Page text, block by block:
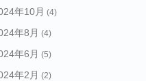
年10月 (4)
年8月 (4)
年6月 (5)
年2月 (2)